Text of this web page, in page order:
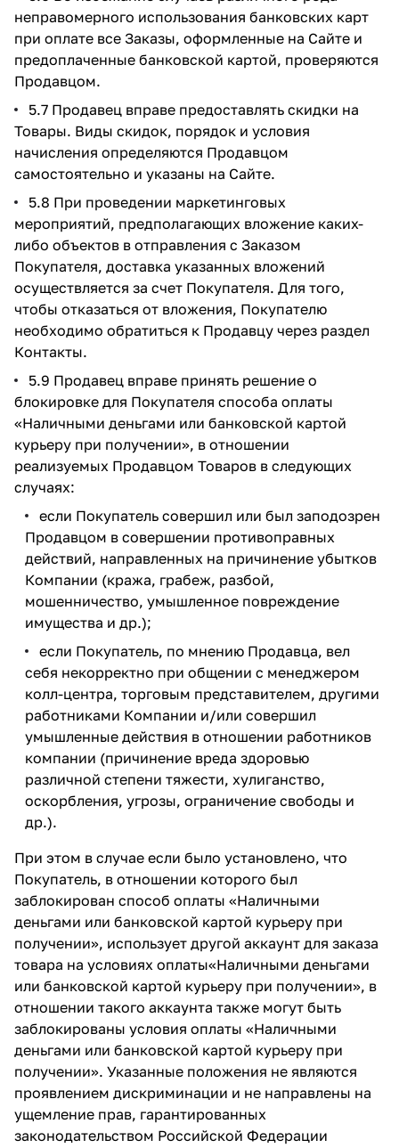
неправомерного использования банковских карт
при оплате все Заказы, оформленные на Сайте и
предоплаченные банковской картой, проверяются
Продавцом.
5.7 Продавец вправе предоставлять скидки на
Товары. Виды скидок, порядок и условия
начисления определяются Продавцом
самостоятельно и указаны на Сайте.
5.8 При проведении маркетинговых
мероприятий, предполагающих вложение каких-
либо объектов в отправления с Заказом
Покупателя, доставка указанных вложений
осуществляется за счет Покупателя. Для того,
чтобы отказаться от вложения, Покупателю
необходимо обратиться к Продавцу через раздел
Контакты.
5.9 Продавец вправе принять решение о
блокировке для Покупателя способа оплаты
«Наличными деньгами или банковской картой
курьеру при получении», в отношении
реализуемых Продавцом Товаров в следующих
случаях:
если Покупатель совершил или был заподозрен
Продавцом в совершении противоправных
действий, направленных на причинение убытков
Компании (кража, грабеж, разбой,
мошенничество, умышленное повреждение
имущества и др.);
если Покупатель, по мнению Продавца, вел
себя некорректно при общении с менеджером
колл-центра, торговым представителем, другими
работниками Компании и/или совершил
умышленные действия в отношении работников
компании (причинение вреда здоровью
различной степени тяжести, хулиганство,
оскорбления, угрозы, ограничение свободы и
др.).
При этом в случае если было установлено, что
Покупатель, в отношении которого был
заблокирован способ оплаты «Наличными
деньгами или банковской картой курьеру при
получении», использует другой аккаунт для заказа
товара на условиях оплаты«Наличными деньгами
или банковской картой курьеру при получении», в
отношении такого аккаунта также могут быть
заблокированы условия оплаты «Наличными
деньгами или банковской картой курьеру при
получении». Указанные положения не являются
проявлением дискриминации и не направлены на
ущемление прав, гарантированных
законодательством Российской Федерации